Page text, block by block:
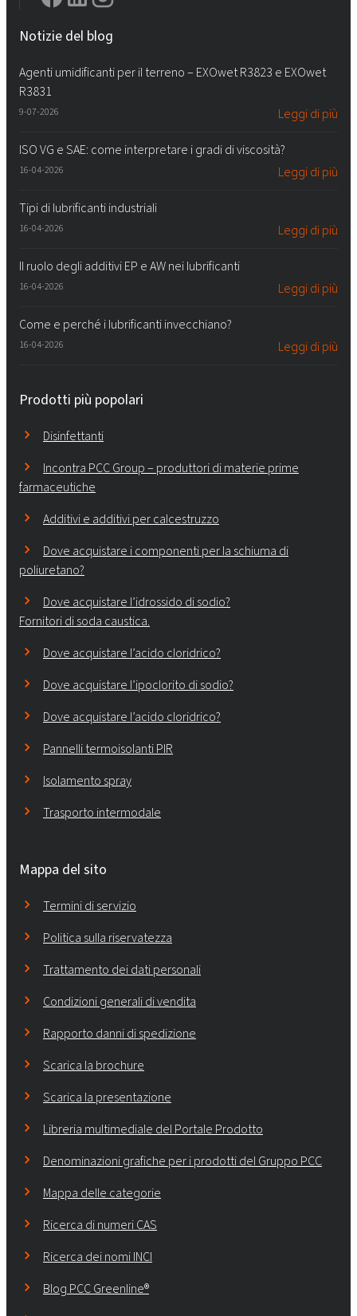
Notizie del blog
Agenti umidificanti per il terreno – EXOwet R3823 e EXOwet
R3831
9-07-2026 Leggi di più
ISO VG e SAE: come interpretare i gradi di viscosità?
16-04-2026 Leggi di più
Tipi di lubrificanti industriali
16-04-2026 Leggi di più
Il ruolo degli additivi EP e AW nei lubrificanti
16-04-2026 Leggi di più
Come e perché i lubrificanti invecchiano?
16-04-2026 Leggi di più
Prodotti più popolari
Disinfettanti
Incontra PCC Group – produttori di materie prime
farmaceutiche
Additivi e additivi per calcestruzzo
Dove acquistare i componenti per la schiuma di
poliuretano?
Dove acquistare l’idrossido di sodio?
Fornitori di soda caustica.
Dove acquistare l’acido cloridrico?
Dove acquistare l’ipoclorito di sodio?
Dove acquistare l’acido cloridrico?
Pannelli termoisolanti PIR
Isolamento spray
Trasporto intermodale
Mappa del sito
Termini di servizio
Politica sulla riservatezza
Trattamento dei dati personali
Condizioni generali di vendita
Rapporto danni di spedizione
Scarica la brochure
Scarica la presentazione
Libreria multimediale del Portale Prodotto
Denominazioni grafiche per i prodotti del Gruppo PCC
Mappa delle categorie
Ricerca di numeri CAS
Ricerca dei nomi INCI
Blog PCC Greenline®